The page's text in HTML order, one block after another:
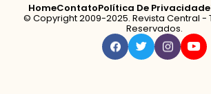
HomeContatoPolítica De Privacidade
© Copyright 2009-2025. Revista Central -
Reservados.